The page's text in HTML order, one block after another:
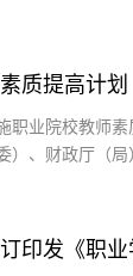
质提高计
职业院校教师
）、财政厅（
印发《职业